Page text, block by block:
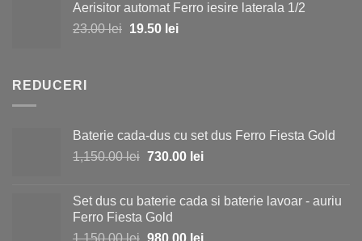
a
fost:
este:
15.00 lei.
Aerisitor automat Ferro iesire laterala 1/2
23.00lei Prețul
19.50 leiPrețul
REDUCERI
Baterie cada-dus cu set dus Ferro Fiesta Gold
1,150.00lei Prețul
fost:
1,150.00 lei.
730.00 leiPrețul
730.00 lei.
Set dus cu baterie cada si baterie lavoar - auriu
Ferro Fiesta Gold
1,150.00lei Prețul
980.00 leiPrețul